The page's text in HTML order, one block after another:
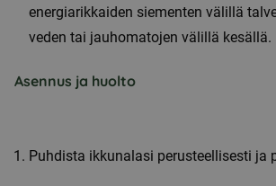
energiarikkaiden siementen välillä
veden tai jauhomatojen välillä kesällä.
Asennus ja huolto
Puhdista ikkunalasi perusteellisesti ja